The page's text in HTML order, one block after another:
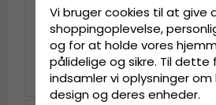
Hatte - Gårda
Manzanillo Cowboy
(mørk natur)
kr.299
Vi bruger cookies til at give
shoppingoplevelse,
og for at holde vores
pålidelige og sikre. Til dette
indsamler vi oplysninger
design og deres enheder.